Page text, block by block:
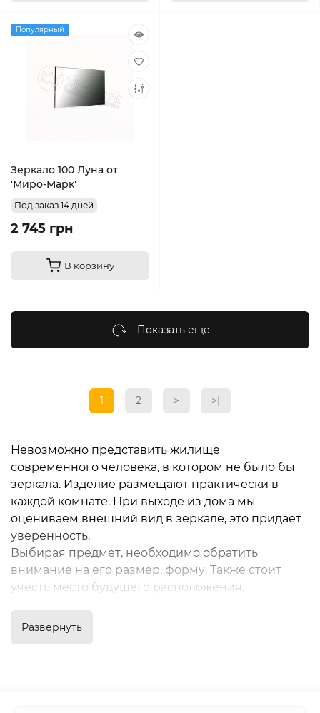
Популярный
Зеркало 100 Луна от
'Миро-Марк'
Под заказ 14 дней
2 745 грн
В корзину
Показать еще
1 2 > >|
Невозможно представить жилище
современного человека, в котором не было бы
зеркала. Изделие размещают практически в
каждой комнате. При выходе из дома мы
оцениваем внешний вид в зеркале, это придает
уверенность.
Выбирая предмет, необходимо обратить
внимание на его размер, форму. Также стоит
учесть место будущего расположения,
идеально разместить
Развернуть